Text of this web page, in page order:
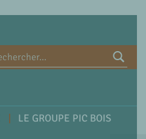
LE GROUPE PIC BOIS